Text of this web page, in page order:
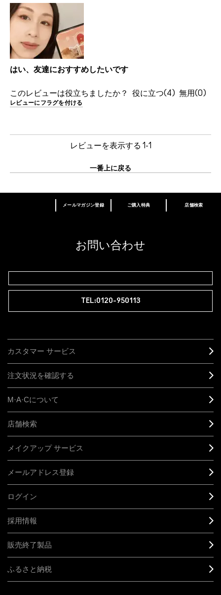
はい、友達におすすめしたいです
このレビューは役立ちましたか？ 4 0
レビューにフラグを付ける
レビューを表示する 1-1
一番上に戻る
あなたはM･A･Cラバー ロイヤリティ プログ
登録後の初回購入時に10%OFF
メールマガジン登録 ご購入特典 店舗検索
お問い合わせ
TEL:0120-950113
カスタマー サービス
注文状況を確認する
M·A·Cについて
店舗検索
メイクアップ サービス
メールアドレス登録
ログイン
採用情報
販売終了製品
ふるさと納税